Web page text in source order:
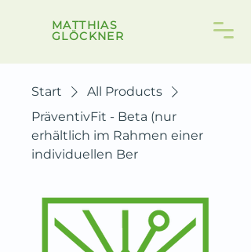
MATTHIAS
GLÖCKNER
Start
All Products
PräventivFit - Beta (nur
erhältlich im Rahmen einer
individuellen Ber